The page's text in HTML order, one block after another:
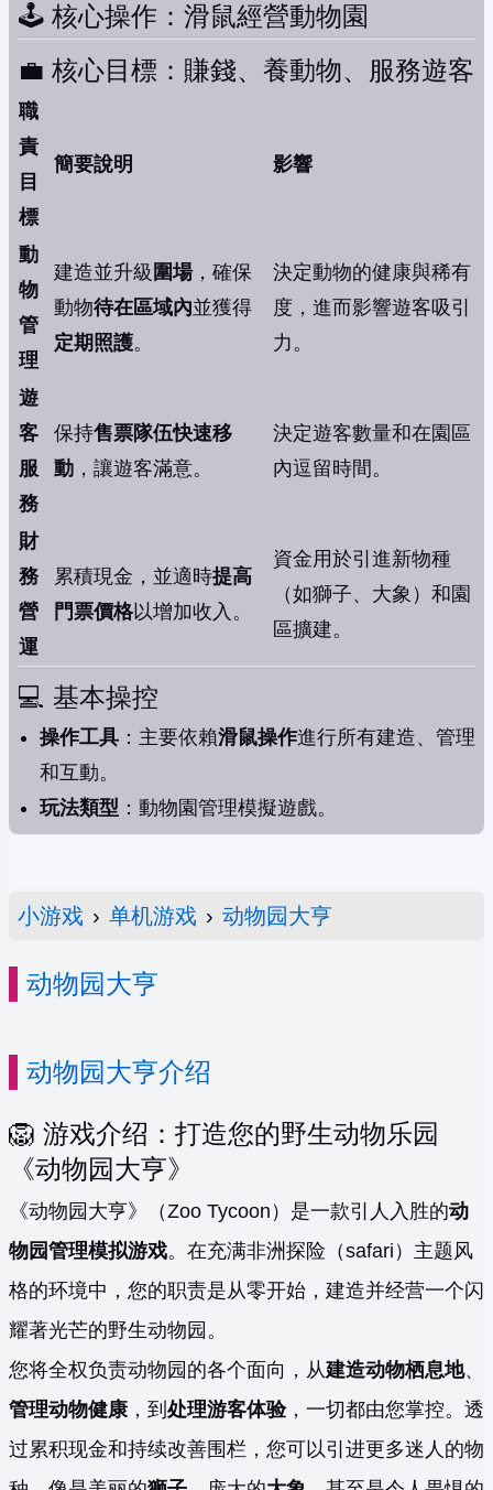
🕹️ 核心操作：滑鼠經營動物園
💼 核心目標：賺錢、養動物、服務遊客
職
責
目
標
簡要說明 影響
動
物
管
理
建造並升級 圍場，確保
動物待在區域內並獲得
定期照護。
決定動物的健康與稀有
度，進而影響遊客吸引
力。
遊
客
服
務
保持售票隊伍快速移
動 ，讓遊客滿意。
決定遊客數量和在園區
內逗留時間。
財
務
營
運
累積現金，並適時提高
門票價格以增加收入。
資金用於引進新物種
（如獅子、大象）和園
區擴建。
💻 基本操控
操作工具 ：主要依賴滑鼠操作進行所有建造、管理
和互動。
玩法類型 ：動物園管理模擬遊戲。
小游戏 › 单机游戏 › 动物园大亨
动物园大亨
动物园大亨介绍
🦁 游戏介绍：打造您的野生动物乐园
《动物园大亨》
《动物园大亨》（Zoo Tycoon）是一款引人入胜的动
物园管理模拟游戏。在充满非洲探险（safari）主题风
格的环境中，您的职责是从零开始，建造并经营一个闪
耀著光芒的野生动物园。
您将全权负责动物园的各个面向，从建造动物栖息地、
管理动物健康，到 处理游客体验，一切都由您掌控。透
过累积现金和持续改善围栏，您可以引进更多迷人的物